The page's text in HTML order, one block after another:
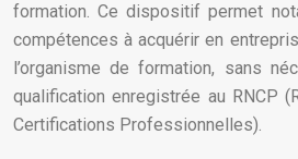
formation. Ce dispositif permet
compétences à acquérir en
l’organisme de formation, sans
qualification enregistrée au RNCP
Certifications Professionnelles).